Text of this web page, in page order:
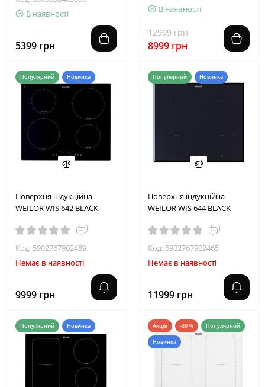
В наявності
5399 грн
В наявності
12999 грн
8999 грн
Популярний Новинка
Поверхня індукційна
WEILOR WIS 642 BLACK
Код: 5902767902489
Немає в наявності
9999 грн
Популярний Новинка
Поверхня індукційна
WEILOR WIS 644 BLACK
Код: 5902767902465
Немає в наявності
11999 грн
Популярний Новинка Акція -30 % Популярний
Новинка